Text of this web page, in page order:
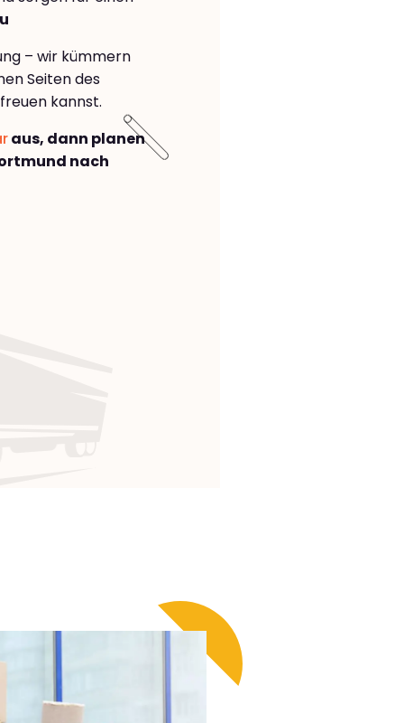
– wir kümmern
Seiten des
kannst.
aus, dann planen
nach